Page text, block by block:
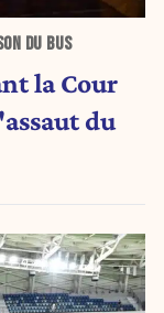
DU BUS
la Cour
du